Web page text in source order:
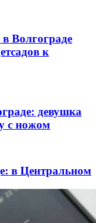
Волгограде
к
девушка
с ножом
в Центральном
переполох“